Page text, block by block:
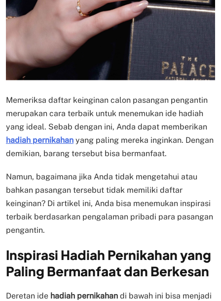
Memeriksa daftar keinginan calon pasangan pengantin
merupakan cara terbaik untuk menemukan ide hadiah
yang ideal. Sebab dengan ini, Anda dapat memberikan
hadiah pernikahan yang paling mereka inginkan. Dengan
demikian, barang tersebut bisa bermanfaat.
Namun, bagaimana jika Anda tidak mengetahui atau
bahkan pasangan tersebut tidak memiliki daftar
keinginan? Di artikel ini, Anda bisa menemukan inspirasi
terbaik berdasarkan pengalaman pribadi para pasangan
pengantin.
Inspirasi Hadiah Pernikahan yang
Paling Bermanfaat dan Berkesan
Deretan ide hadiah pernikahan di bawah ini bisa menjadi